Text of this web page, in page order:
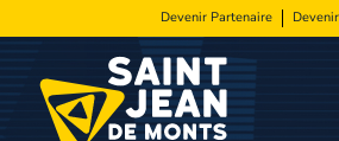
Devenir Partenaire